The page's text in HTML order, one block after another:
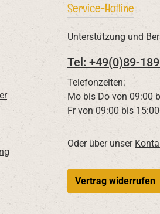
Service-Hotline
Unterstützung und
Tel: +49(0)89-
Telefonzeiten:
Mo bis Do von 09:00
Fr von 09:00 bis
Oder über unser
Vertrag widerrufen